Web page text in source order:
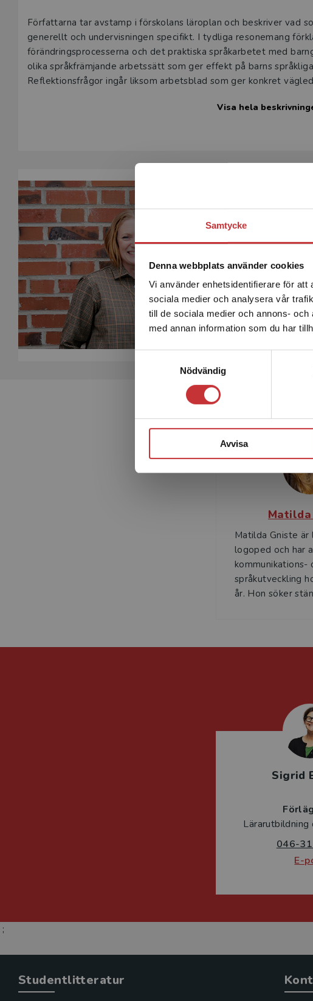
Samtycke
Denna webbplats använder cookies
Vi använder enhetsidentifierare för att
sociala medier och analysera vår
till de sociala medier och annons-
med annan information som du har
Nödvändig
Avvisa
Det
enhet
Den här produkten
tjänsteexemplar av
Logga in
Författarna tar avstamp i förskolans läroplan och beskriver vad
generellt och undervisningen specifikt. I tydliga resonemang
förändringsprocesserna och det praktiska språkarbetet med
olika språkfrämjande arbetssätt som ger effekt på barns
Reflektionsfrågor ingår liksom arbetsblad som ger konkret
Visa hela
Matilda Gniste
logoped och har
kommunikations-
språkutveckling
år. Hon söker
Sigrid
Lärarutbildning
046-
E-
;
Studentlitteratur